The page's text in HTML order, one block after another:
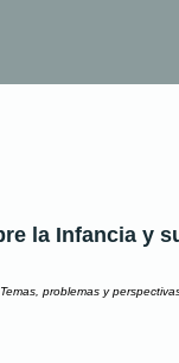
problemas y
la Infancia y